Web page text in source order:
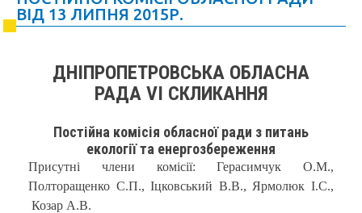
ВІД 13 ЛИПНЯ 2015Р.
ДНІПРОПЕТРОВСЬКА ОБЛАСНА
РАДА VI СКЛИКАННЯ
Постійна комісія обласної ради з питань
екології та енергозбереження
Присутні члени комісії: Герасимчук О.М.,
Полторащенко С.П., Іцковський В.В., Ярмолюк І.С.,
Козар А.В.